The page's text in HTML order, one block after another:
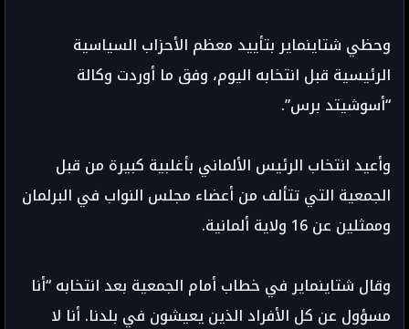
وحظي شتاينماير بتأييد معظم الأحزاب السياسية
الرئيسية قبل انتخابه اليوم، وفق ما أوردت وكالة
“أسوشيتد برس”.
وأعيد انتخاب الرئيس الألماني بأغلبية كبيرة من قبل
الجمعية التي تتألف من أعضاء مجلس النواب في البرلمان
وممثلين عن 16 ولاية ألمانية.
وقال شتاينماير في خطاب أمام الجمعية بعد انتخابه “أنا
مسؤول عن كل الأفراد الذين يعيشون في بلدنا. أنا لا